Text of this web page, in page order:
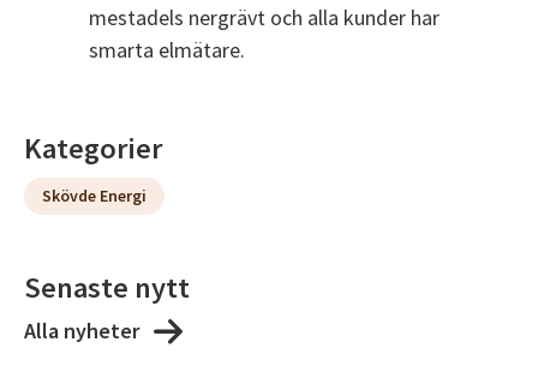
mestadels nergrävt och alla kunder har
smarta elmätare.
Kategorier
Skövde Energi
Senaste nytt
Alla nyheter